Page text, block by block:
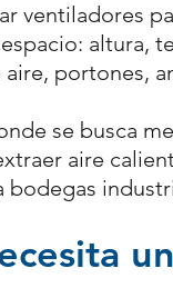
ventiladores
altura,
portones,
se busca
aire